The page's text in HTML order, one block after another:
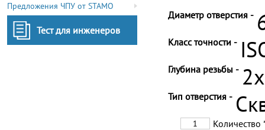
Предложения ЧПУ от STAMO
Тест для инженеров
Диаметр отверстия -
Класс точности -
Глубина резьбы -
Тип отверстия -
Количество